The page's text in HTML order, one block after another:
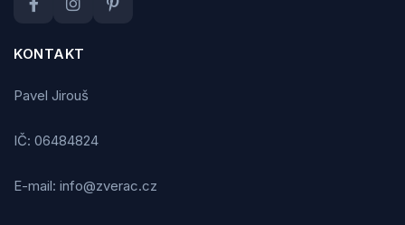
KONTAKT
Pavel Jirouš
IČ: 06484824
E-mail: info@zverac.cz